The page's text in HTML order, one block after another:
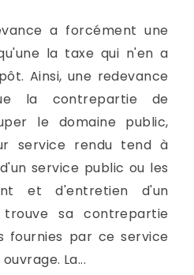
a forcément une
la taxe qui n'en a
Ainsi, une redevance
la contrepartie de
le domaine public,
service rendu tend à
service public ou les
et d'entretien d'un
sa contrepartie
fournies par ce service
La...